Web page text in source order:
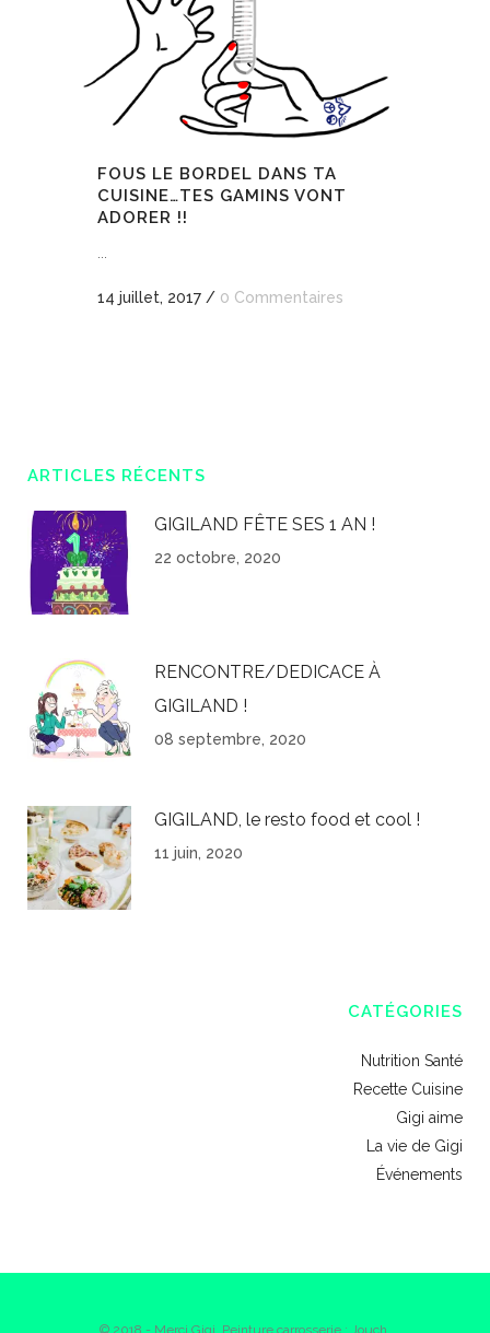
FOUS LE BORDEL DANS TA
CUISINE…TES GAMINS VONT
ADORER !!
14 juillet, 2017 / 0 Commentaires
ARTICLES RÉCENTS
GIGILAND FÊTE SES 1 AN !
22 octobre, 2020
RENCONTRE/DEDICACE À
GIGILAND !
08 septembre, 2020
GIGILAND, le resto food et cool !
11 juin, 2020
CATÉGORIES
Nutrition Santé
Recette Cuisine
Gigi aime
La vie de Gigi
Événements
© 2018 - Merci Gigi. Peinture carrosserie : Jouch.